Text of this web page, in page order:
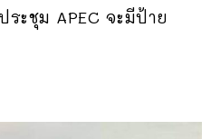
ะชุม APEC จะมีป้าย